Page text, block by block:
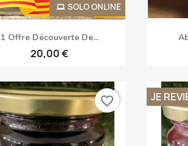
 Anteprima
1 Offre Découverte De...
20,00 €
SOLO ONLINE
favorite_border JE